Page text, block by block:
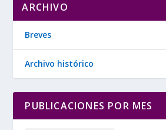
ARCHIVO
Breves
Archivo histórico
PUBLICACIONES POR MES